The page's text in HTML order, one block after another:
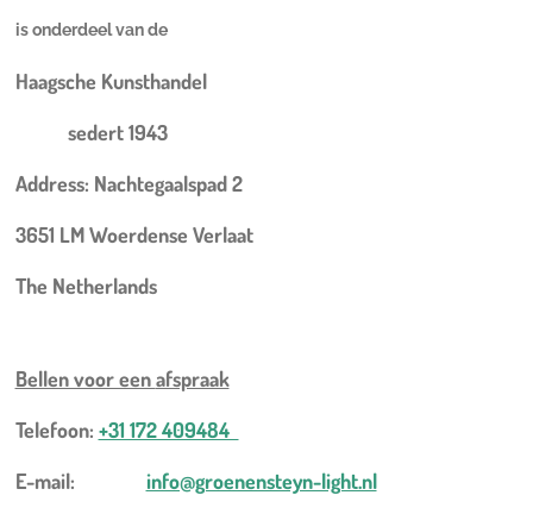
is onderdeel van de
Haagsche Kunsthandel
sedert 1943
Address: Nachtegaalspad 2
3651 LM Woerdense Verlaat
The Netherlands
Bellen voor eenafspraak
Telefoon: +31 172 409484
E-mail: info@groenensteyn-light.nl